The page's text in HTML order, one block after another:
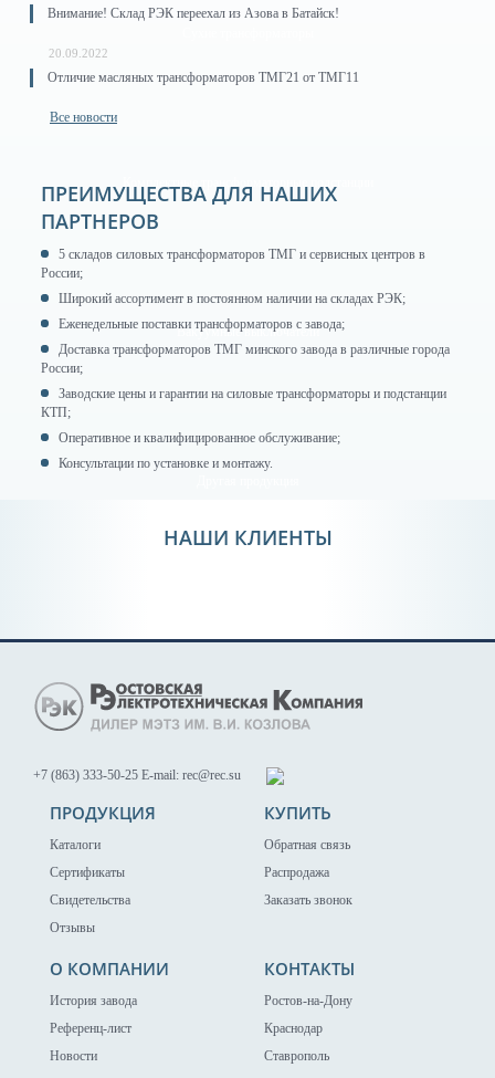
Вакуумные выключатели
Внимание! Склад РЭК переехал из Азова в Батайск!
20.09.2022
Отличие масляных трансформаторов ТМГ21 от ТМГ11
Все новости
ПРЕИМУЩЕСТВА ДЛЯ НАШИХ
ПАРТНЕРОВ
5 складов силовых трансформаторов ТМГ и сервисных центров в
России;
Широкий ассортимент в постоянном наличии на складах РЭК;
Еженедельные поставки трансформаторов с завода;
Доставка трансформаторов ТМГ минского завода в различные города
России;
Заводские цены и гарантии на силовые трансформаторы и подстанции
КТП;
Оперативное и квалифицированное обслуживание;
Консультации по установке и монтажу.
НАШИ КЛИЕНТЫ
+7 (863) 333-50-25 E-mail: rec@rec.su
ПРОДУКЦИЯ
Каталоги
Сертификаты
Свидетельства
Отзывы
КУПИТЬ
Обратная связь
Распродажа
Заказать звонок
О КОМПАНИИ
История завода
Референц-лист
Новости
КОНТАКТЫ
Ростов-на-Дону
Краснодар
Ставрополь